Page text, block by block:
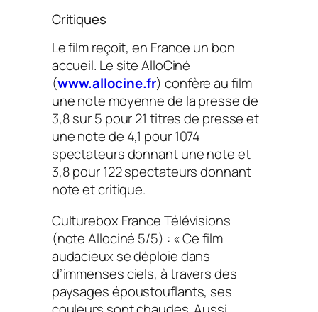
Critiques
Le film reçoit, en France un bon
accueil. Le site AlloCiné
(www.allocine.fr) confère au film
une note moyenne de la presse de
3,8 sur 5 pour 21 titres de presse et
une note de 4,1 pour 1074
spectateurs donnant une note et
3,8 pour 122 spectateurs donnant
note et critique.
Culturebox France Télévisions
(note Allociné 5/5) : « Ce film
audacieux se déploie dans
d’immenses ciels, à travers des
paysages époustouflants, ses